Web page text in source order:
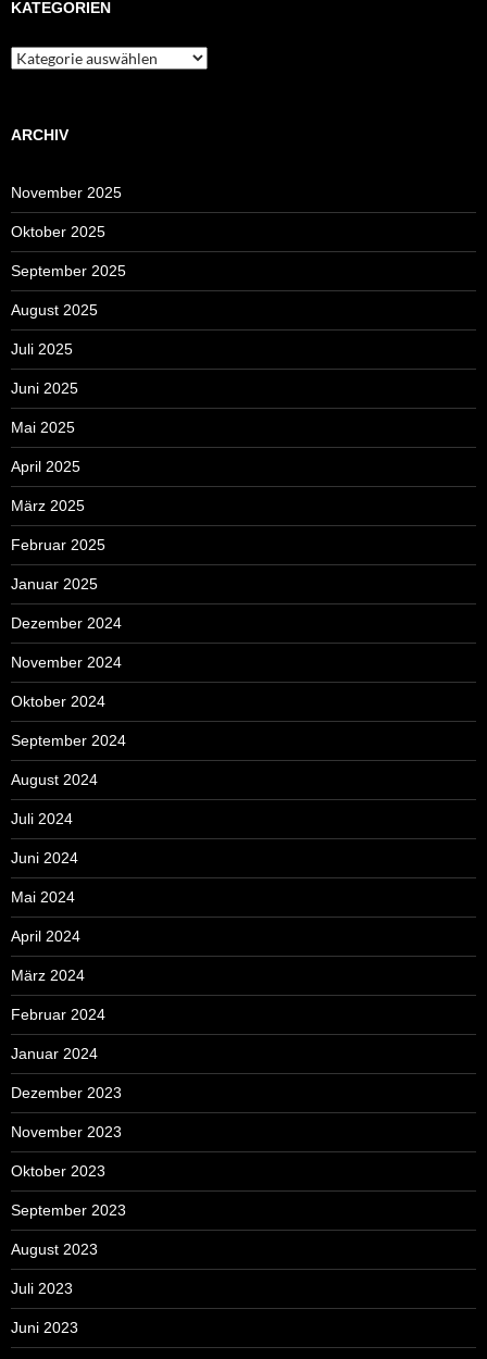
KATEGORIEN
Kategorien
ARCHIV
November 2025
Oktober 2025
September 2025
August 2025
Juli 2025
Juni 2025
Mai 2025
April 2025
März 2025
Februar 2025
Januar 2025
Dezember 2024
November 2024
Oktober 2024
September 2024
August 2024
Juli 2024
Juni 2024
Mai 2024
April 2024
März 2024
Februar 2024
Januar 2024
Dezember 2023
November 2023
Oktober 2023
September 2023
August 2023
Juli 2023
Juni 2023